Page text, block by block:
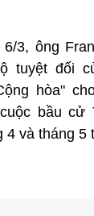
3, ông
tuyệt đối
hòa"
bầu cử
4 và tháng 5